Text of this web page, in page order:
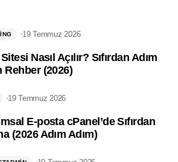
Nasıl Açılır? Sıfırdan Adım
Rehber (2026)
19 Temmuz 2026
E-posta cPanel’de Sıfırdan
(2026 Adım Adım)
19 Temmuz 2026